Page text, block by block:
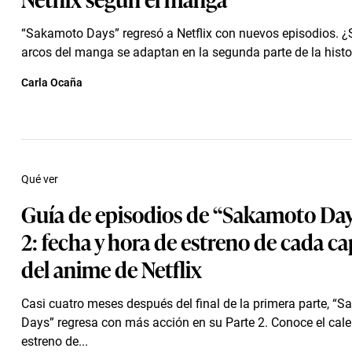
“Sakamoto Days” regresó a Netflix con nuevos episodios.
arcos del manga se adaptan en la segunda parte de la
Carla Ocaña
Guía de episodios de “Sakamoto
2: fecha y hora de estreno de cada
del anime de Netflix
Casi cuatro meses después del final de la primera parte,
Days” regresa con más acción en su Parte 2. Conoce el
estreno de...
Qué ver